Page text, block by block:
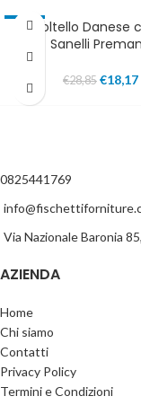
-37%
SOLD OUT
IN EVIDENZA
Coltello Danese
Sanelli
€28,85 €18,17
0825441769
Via Nazionale Baronia
AZIENDA
Home
Chi siamo
Contatti
Privacy Policy
Termini e Condizioni